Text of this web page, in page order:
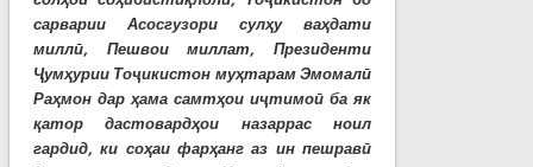
сарварии Асосгузори сулҳу ваҳдати
миллӣ, Пешвои миллат, Президенти
Ҷумҳурии Тоҷикистон муҳтарам Эмомалӣ
Раҳмон дар ҳама самтҳои иҷтимоӣ ба як
қатор дастовардҳои назаррас ноил
гардид, ки соҳаи фарҳанг аз ин пешравӣ